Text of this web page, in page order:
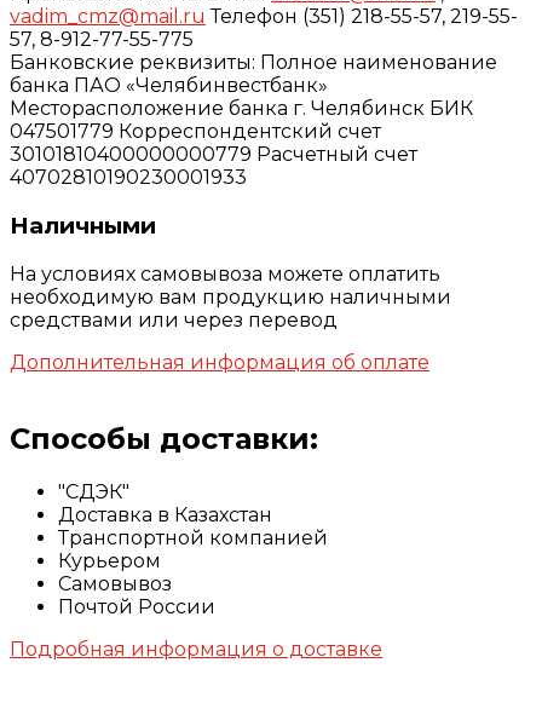
vadim_cmz@mail.ru Телефон (351) 218-55-57, 219-55-
57, 8-912-77-55-775
Банковские реквизиты: Полное наименование
банка ПАО «Челябинвестбанк»
Месторасположение банка г. Челябинск БИК
047501779 Корреспондентский счет
30101810400000000779 Расчетный счет
40702810190230001933
Наличными
На условиях самовывоза можете оплатить
необходимую вам продукцию наличными
средствами или через перевод
Дополнительная информация об оплате
Способы доставки:
"СДЭК"
Доставка в Казахстан
Транспортной компанией
Курьером
Самовывоз
Почтой России
Подробная информация о доставке